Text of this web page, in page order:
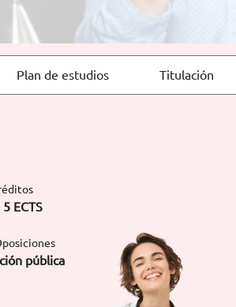
Plan de estudios Titulación
ECTS
pública